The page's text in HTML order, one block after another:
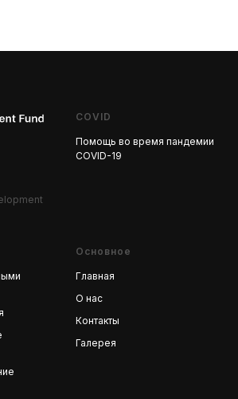
COVID
Помощь во время пандемии
COVID-19
Основное
Главная
О нас
Контакты
Галерея